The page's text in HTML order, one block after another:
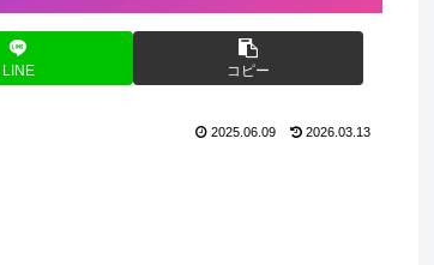
LINE コピー
2025.06.09 2026.03.13